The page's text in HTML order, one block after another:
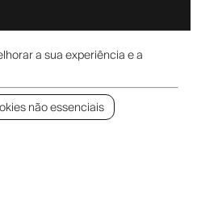
a sua experiência e a
não essenciais